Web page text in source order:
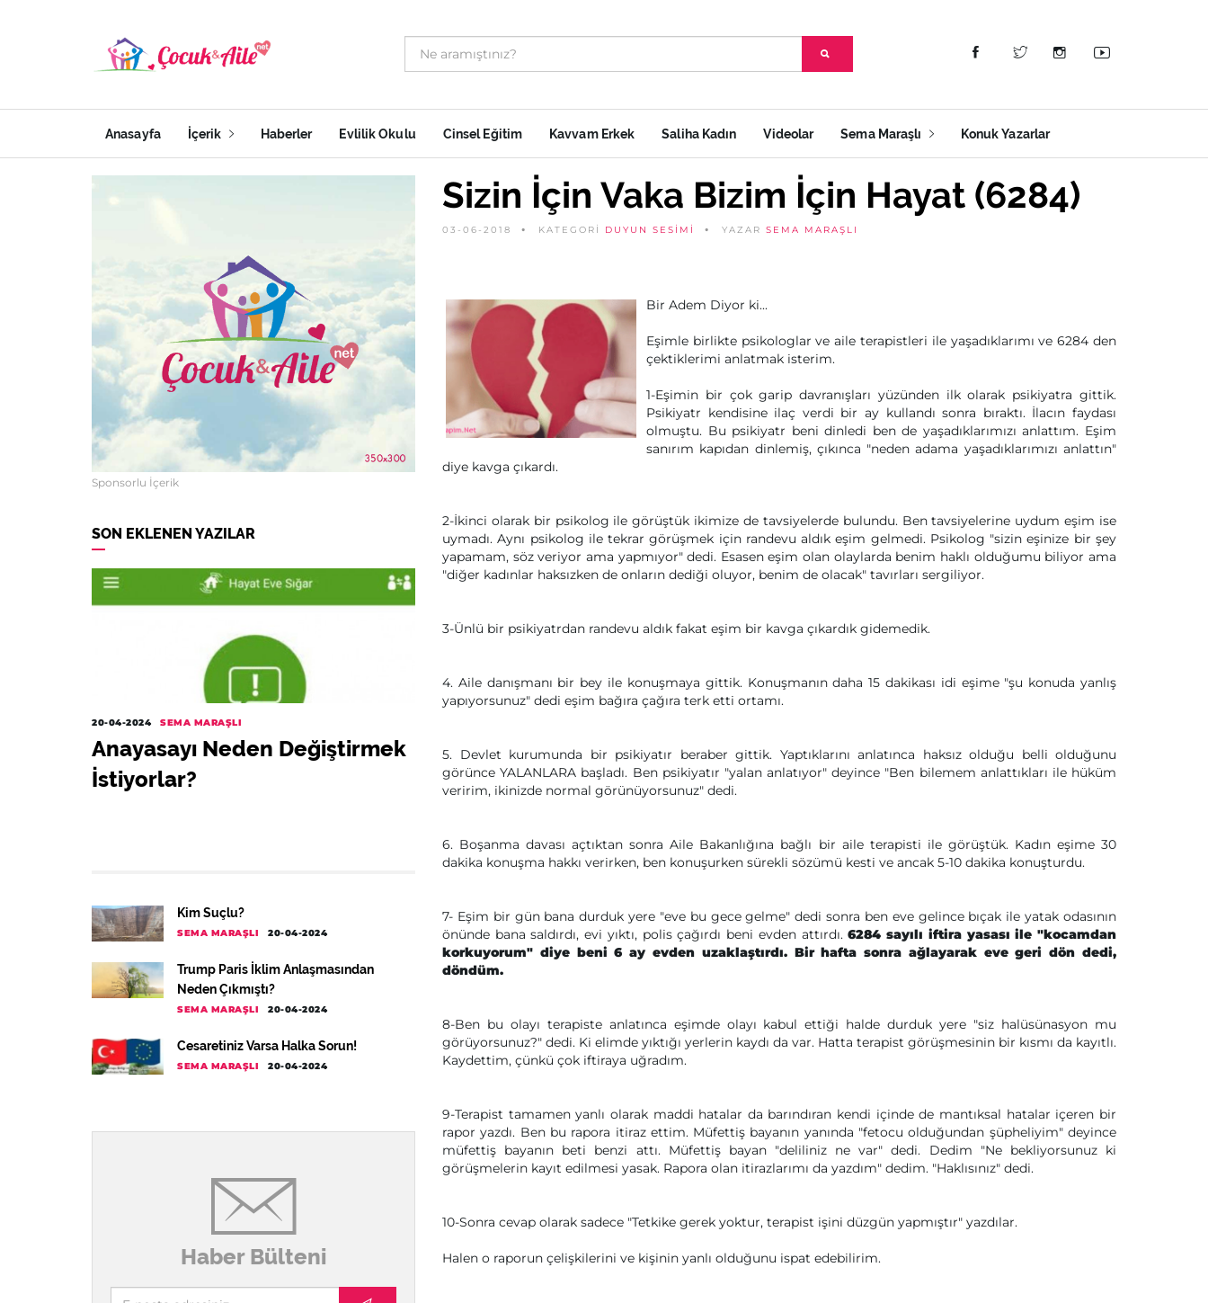
Anasayfa İçerik Haberler Evlilik Okulu Cinsel Eğitim Kavvam Erkek Saliha Kadın Videolar Sema Maraşlı Konuk Yazarlar
Sponsorlu İçerik
SON EKLENEN YAZILAR
20-04-2024 SEMA MARAŞLI
Anayasayı Neden Değiştirmek
İstiyorlar?
Kim Suçlu?
SEMA MARAŞLI 20-04-2024
Trump Paris İklim Anlaşmasından
Neden Çıkmıştı?
SEMA MARAŞLI 20-04-2024
Cesaretiniz Varsa Halka Sorun!
SEMA MARAŞLI 20-04-2024
Haber Bülteni
Sizin İçin Vaka Bizim İçin Hayat (6284)
03-06-2018 KATEGORİ DUYUN SESIMI YAZAR SEMA MARAŞLI
Bir Adem Diyor ki...
Eşimle birlikte psikologlar ve aile terapistleri ile yaşadıklarımı ve 6284 den
çektiklerimi anlatmak isterim.
1-Eşimin bir çok garip davranışları yüzünden ilk olarak psikiyatra gittik.
Psikiyatr kendisine ilaç verdi bir ay kullandı sonra bıraktı. İlacın faydası
olmuştu. Bu psikiyatr beni dinledi ben de yaşadıklarımızı anlattım. Eşim
sanırım kapıdan dinlemiş, çıkınca "neden adama yaşadıklarımızı anlattın"
diye kavga çıkardı.
2-İkinci olarak bir psikolog ile görüştük ikimize de tavsiyelerde bulundu. Ben tavsiyelerine uydum eşim ise
uymadı. Aynı psikolog ile tekrar görüşmek için randevu aldık eşim gelmedi. Psikolog "sizin eşinize bir şey
yapamam, söz veriyor ama yapmıyor" dedi. Esasen eşim olan olaylarda benim haklı olduğumu biliyor ama
"diğer kadınlar haksızken de onların dediği oluyor, benim de olacak" tavırları sergiliyor.
3-Ünlü bir psikiyatrdan randevu aldık fakat eşim bir kavga çıkardık gidemedik.
4. Aile danışmanı bir bey ile konuşmaya gittik. Konuşmanın daha 15 dakikası idi eşime "şu konuda yanlış
yapıyorsunuz" dedi eşim bağıra çağıra terk etti ortamı.
5. Devlet kurumunda bir psikiyatır beraber gittik. Yaptıklarını anlatınca haksız olduğu belli olduğunu
görünce YALANLARA başladı. Ben psikiyatır "yalan anlatıyor" deyince "Ben bilemem anlattıkları ile hüküm
veririm, ikinizde normal görünüyorsunuz" dedi.
6. Boşanma davası açtıktan sonra Aile Bakanlığına bağlı bir aile terapisti ile görüştük. Kadın eşime 30
dakika konuşma hakkı verirken, ben konuşurken sürekli sözümü kesti ve ancak 5-10 dakika konuşturdu.
7- Eşim bir gün bana durduk yere "eve bu gece gelme" dedi sonra ben eve gelince bıçak ile yatak odasının
önünde bana saldırdı, evi yıktı, polis çağırdı beni evden attırdı.6284 sayılı iftira yasası ile "kocamdan
korkuyorum" diye beni 6 ay evden uzaklaştırdı. Bir hafta sonra ağlayarak eve geri dön dedi,
döndüm.
8-Ben bu olayı terapiste anlatınca eşimde olayı kabul ettiği halde durduk yere "siz halüsünasyon mu
görüyorsunuz?" dedi. Ki elimde yıktığı yerlerin kaydı da var. Hatta terapist görüşmesinin bir kısmı da kayıtlı.
Kaydettim, çünkü çok iftiraya uğradım.
9-Terapist tamamen yanlı olarak maddi hatalar da barındıran kendi içinde de mantıksal hatalar içeren bir
rapor yazdı. Ben bu rapora itiraz ettim. Müfettiş bayanın yanında "fetocu olduğundan şüpheliyim" deyince
müfettiş bayanın beti benzi attı. Müfettiş bayan "deliliniz ne var" dedi. Dedim "Ne bekliyorsunuz ki
görüşmelerin kayıt edilmesi yasak. Rapora olan itirazlarımı da yazdım" dedim. "Haklısınız" dedi.
10-Sonra cevap olarak sadece "Tetkike gerek yoktur, terapist işini düzgün yapmıştır" yazdılar.
Halen o raporun çelişkilerini ve kişinin yanlı olduğunu ispat edebilirim.